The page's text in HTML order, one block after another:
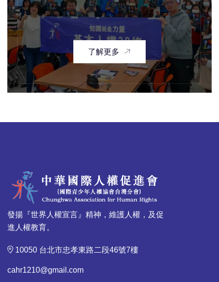
了解更多
發揚『世界人權宣言』精神，維護人權，及促
進人權教育。
10050 台北市忠孝東路二段46號7樓
cahr1210@gmail.com